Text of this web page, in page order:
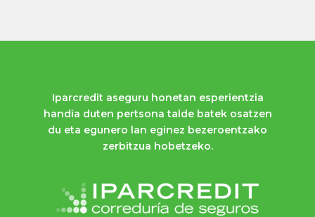
Iparcredit aseguru honetan esperientzia
handia duten pertsona talde batek osatzen
du eta egunero lan eginez bezeroentzako
zerbitzua hobetzeko.